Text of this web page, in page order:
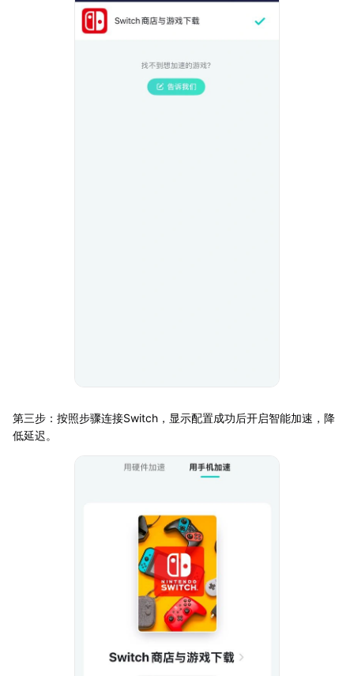
第三步：按照步骤连接Switch，显示配置成功后开启智能加速，降
低延迟。